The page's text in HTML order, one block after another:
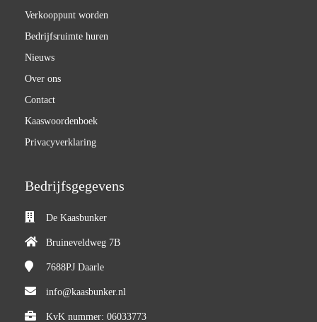
Verkooppunt worden
Bedrijfsruimte huren
Nieuws
Over ons
Contact
Kaaswoordenboek
Privacyverklaring
Bedrijfsgegevens
De Kaasbunker
Bruineveldweg 7B
7688PJ Daarle
info@kaasbunker.nl
KvK nummer: 06033773